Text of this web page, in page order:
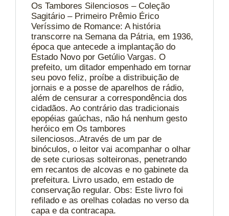
Os Tambores Silenciosos – Coleção
Sagitário – Primeiro Prêmio Érico
Veríssimo de Romance: A história
transcorre na Semana da Pátria, em 1936,
época que antecede a implantação do
Estado Novo por Getúlio Vargas. O
prefeito, um ditador empenhado em tornar
seu povo feliz, proíbe a distribuição de
jornais e a posse de aparelhos de rádio,
além de censurar a correspondência dos
cidadãos. Ao contrário das tradicionais
epopéias gaúchas, não há nenhum gesto
heróico em Os tambores
silenciosos..Através de um par de
binóculos, o leitor vai acompanhar o olhar
de sete curiosas solteironas, penetrando
em recantos de alcovas e no gabinete da
prefeitura. Livro usado, em estado de
conservação regular. Obs: Este livro foi
refilado e as orelhas coladas no verso da
capa e da contracapa.